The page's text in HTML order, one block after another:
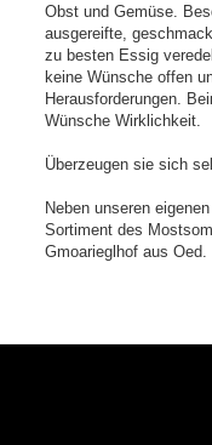
Obst und Gemüse.
ausgereifte,
zu besten Essig
keine Wünsche offen
Herausforderungen.
Wünsche Wirklichkeit.
Überzeugen sie sich
Neben unseren
Sortiment des
Gmoarieglhof aus Oed.